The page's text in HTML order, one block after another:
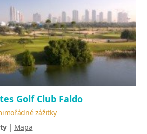
Golf Club Faldo
zážitky
| Mapa